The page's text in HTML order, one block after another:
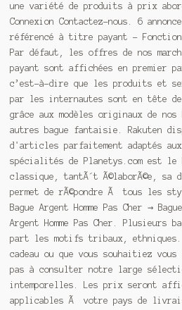
une variété de produits à prix
Connexion Contactez-nous. 6
référencé à titre payant -
Par défaut, les offres de nos
payant sont affichées en premier
c’est-à-dire que les produits et
par les internautes sont en tête
grâce aux modèles originaux de nos
autres bague fantaisie. Rakuten
d'articles parfaitement adaptés
spécialités de Planetys.com est le
classique, tantÃ´t Ã©laborÃ©e, sa
permet de rÃ©pondre Ã tous les
Bague Argent Homme Pas Cher →
Argent Homme Pas Cher. Plusieurs
part les motifs tribaux, ethniques.
cadeau ou que vous souhaitiez
pas à consulter notre large
intemporelles. Les prix seront
applicables Ã votre pays de